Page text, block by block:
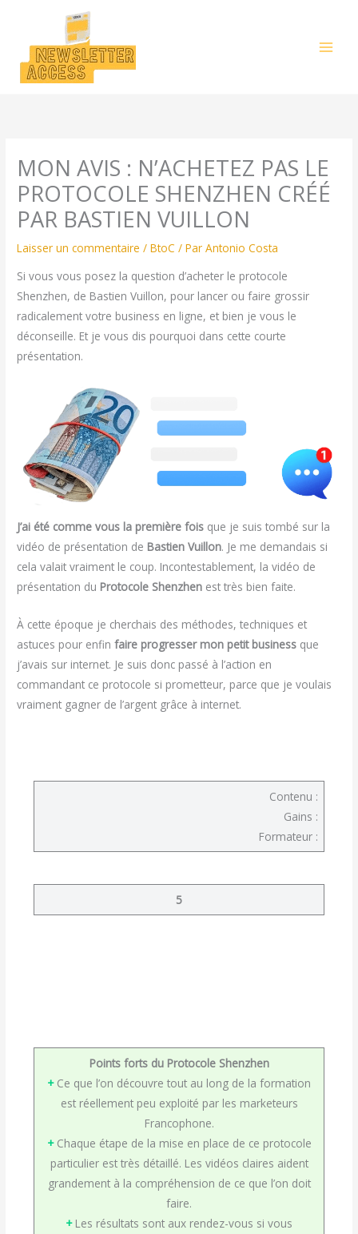
contenu
MON AVIS : N’ACHETEZ PAS LE
PROTOCOLE SHENZHEN CRÉÉ
PAR BASTIEN VUILLON
Laisser un commentaire /BtoC / ParAntonio Costa
Si vous vous posez la question d’acheter le protocole
Shenzhen, de Bastien Vuillon, pour lancer ou faire grossir
radicalement votre business en ligne, et bien je vous le
déconseille. Et je vous dis pourquoi dans cette courte
présentation.
J’ai été comme vous la première fois que je suis tombé sur la
vidéo de présentation de Bastien Vuillon. Je me demandais si
cela valait vraiment le coup. Incontestablement, la vidéo de
présentation du Protocole Shenzhen est très bien faite.
À cette époque je cherchais des méthodes, techniques et
astuces pour enfinfaire progresser mon petit business que
j’avais sur internet. Je suis donc passé à l’action en
commandant ce protocole si prometteur, parce que je voulais
vraiment gagner de l’argent grâce à internet.
Contenu :
Gains :
Formateur :
5
Points forts du Protocole Shenzhen
+Ce que l’on découvre tout au long de la formation
est réellement peu exploité par les marketeurs
Francophone.
+Chaque étape de la mise en place de ce protocole
particulier est très détaillé. Les vidéos claires aident
grandement à la compréhension de ce que l’on doit
faire.
+Les résultats sont aux rendez-vous si vous